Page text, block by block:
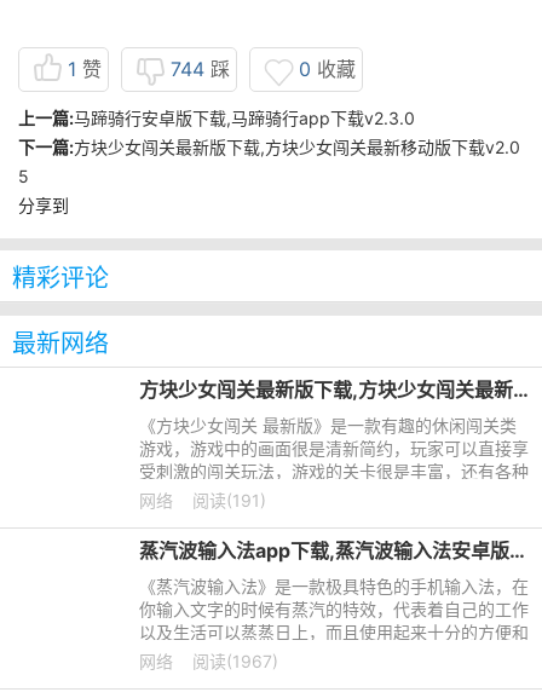
1 赞 744 踩 0 收藏
上一篇:马蹄骑行安卓版下载,马蹄骑行app下载v2.3.0
下一篇:方块少女闯关最新版下载,方块少女闯关最新移动版下载v2.0
5
分享到
精彩评论
最新网络
方块少女闯关最新版下载,方块少女闯关最新移动版下载v2.05
《方块少女闯关 最新版》是一款有趣的休闲闯关类
游戏，游戏中的画面很是清新简约，玩家可以直接享
受刺激的闯关玩法，游戏的关卡很是丰富，还有各种
道具记得收集，帮助玩家来闯关，很是考验玩家的操
网络 阅读(191)
蒸汽波输入法app下载,蒸汽波输入法安卓版下载v1.0
《蒸汽波输入法》是一款极具特色的手机输入法，在
你输入文字的时候有蒸汽的特效，代表着自己的工作
以及生活可以蒸蒸日上，而且使用起来十分的方便和
有特色，还有许许多多的小功能等待着大家的发掘，
网络 阅读(1967)